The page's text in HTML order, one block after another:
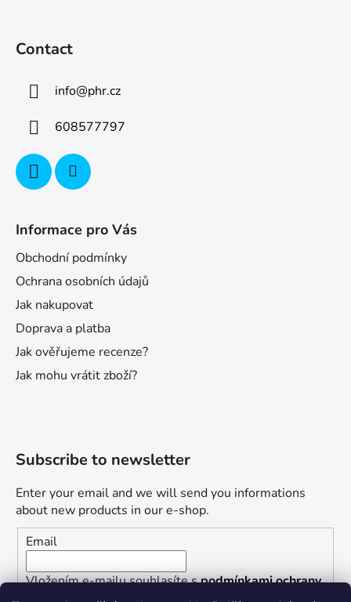
Contact
info@phr.cz
608577797
Informace pro Vás
Obchodní podmínky
Ochrana osobních údajů
Jak nakupovat
Doprava a platba
Jak ověřujeme recenze?
Jak mohu vrátit zboží?
Subscribe to newsletter
Enter your email and we will send you informations
about new products in our e-shop.
Email
Vložením e-mailu souhlasíte spodmínkami ochrany
osobních údajů